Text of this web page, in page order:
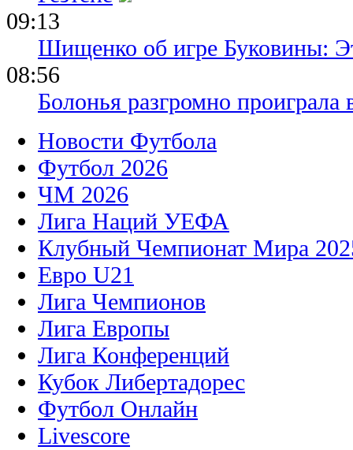
09:13
Шищенко об игре Буковины:
08:56
Болонья разгромно
Новости Футбола
Футбол 2026
ЧМ 2026
Лига Наций УЕФА
Клубный Чемпионат Мира
Евро U21
Лига Чемпионов
Лига Европы
Лига Конференций
Кубок Либертадорес
Футбол Онлайн
Livescore